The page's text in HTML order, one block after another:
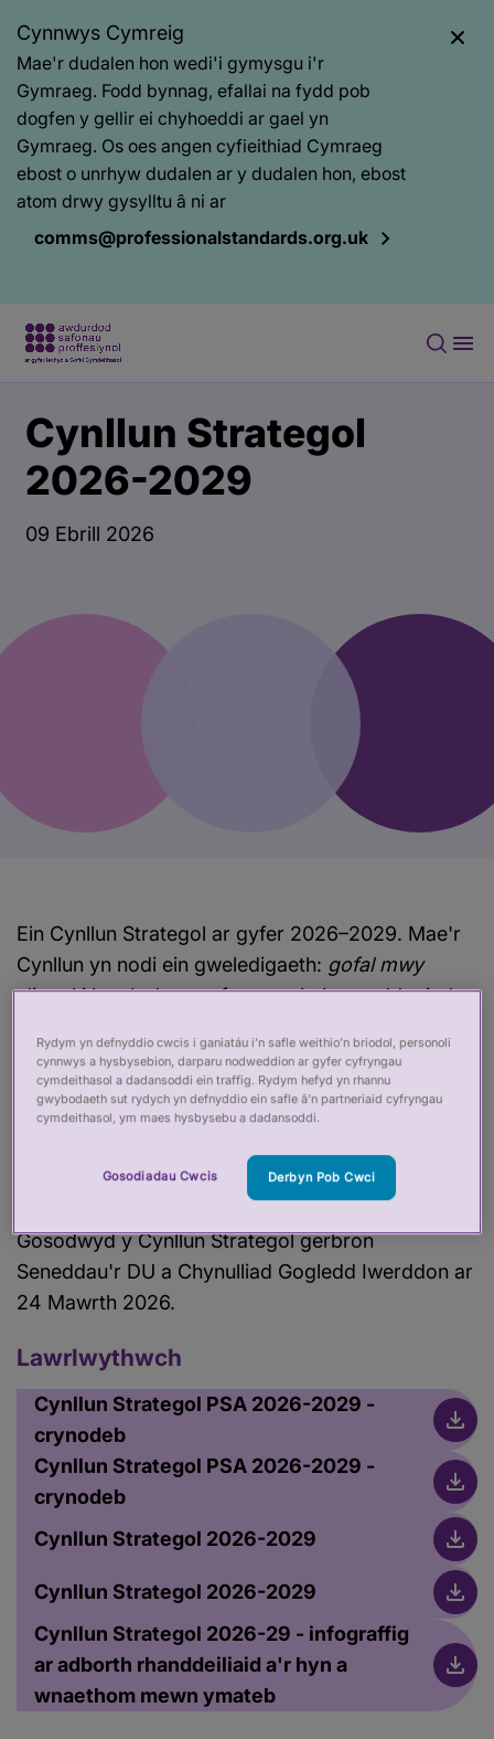
Cynnwys Cymreig
Mae'r dudalen hon wedi'i gymysgu i'r
Gymraeg. Fodd bynnag, efallai na fydd pob
dogfen y gellir ei chyhoeddi ar gael yn
Gymraeg. Os oes angen cyfieithiad Cymraeg
ebost o unrhyw dudalen ar y dudalen hon, ebost
atom drwy gysylltu â ni ar
comms@professionalstandards.org.uk
gynnwys
tudalen
gyhoeddi
Cynllun Strategol
2026-2029
09 Ebrill 2026
Ein Cynllun Strategol ar gyfer 2026–2029. Mae'r
Cynllun yn nodi ein gweledigaeth: gofal mwy
diogel i bawb drwy safonau uchel o ymddygiad a
chymdeithasol.
Darllenwch y Cynllun Strategol llawn, trosolwg
neu gweler crynodeb o adborth rhanddeiliaid a
sut y gwnaethom ymateb.
Gosodwyd y Cynllun Strategol gerbron
Seneddau'r DU a Chynulliad Gogledd Iwerddon ar
24 Mawrth 2026.
Lawrlwythwch
Cynllun Strategol PSA 2026-2029 -
crynodeb
Cynllun Strategol PSA 2026-2029 -
crynodeb
Cynllun Strategol 2026-2029
Cynllun Strategol 2026-2029
Cynllun Strategol 2026-29 - infograffig
ar adborth rhanddeiliaid a'r hyn a
wnaethom mewn ymateb
Rydym yn defnyddio cwcis i ganiatáu i’n safle weithio’n briodol, personoli
cynnwys a hysbysebion, darparu nodweddion ar gyfer cyfryngau
cymdeithasol a dadansoddi ein traffig. Rydym hefyd yn rhannu
gwybodaeth sut rydych yn defnyddio ein safle â’n partneriaid cyfryngau
cymdeithasol, ym maes hysbysebu a dadansoddi.
Gosodiadau Cwcis Derbyn Pob Cwci